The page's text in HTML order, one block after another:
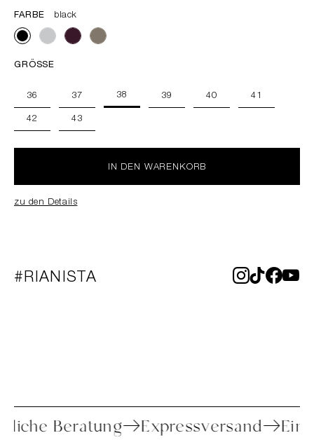
FARBE black
GRÖSSE
36 37 38 39 40 41
42 43
IN DEN WARENKORB
zu den Details
#RIANISTA
Persönliche Beratung Expressversand